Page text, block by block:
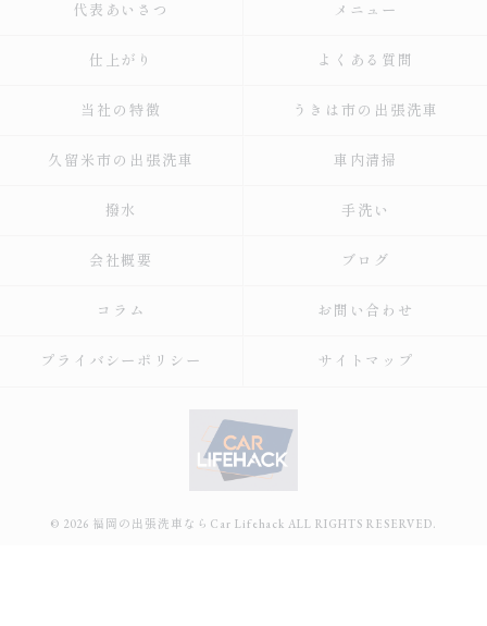
代表あいさつ メニュー
仕上がり よくある質問
当社の特徴 うきは市の出張洗車
久留米市の出張洗車 車内清掃
撥水 手洗い
会社概要 ブログ
コラム お問い合わせ
プライバシーポリシー サイトマップ
© 2026 福岡の出張洗車ならCar Lifehack ALL RIGHTS RESERVED.